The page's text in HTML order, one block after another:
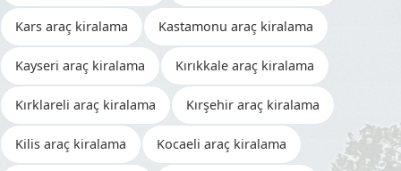
Kars araç kiralama Kastamonu araç kiralama
Kayseri araç kiralama Kırıkkale araç kiralama
Kırklareli araç kiralama Kırşehir araç kiralama
Kilis araç kiralama Kocaeli araç kiralama